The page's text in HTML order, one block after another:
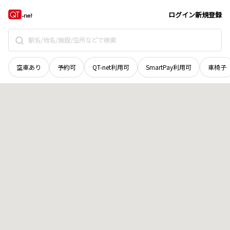
ログイン新規登録
空車あり 予約可 QT-net利用可 SmartPay利用可 車椅子
広島県